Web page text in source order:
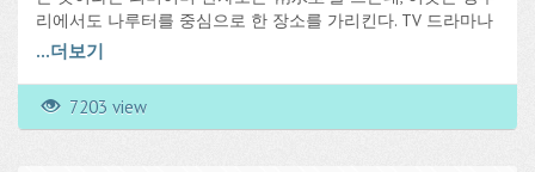
리에서도 나루터를 중심으로 한 장소를 가리킨다. TV 드라마나
영화를 통해 널리 알려진 곳이며 결혼기념 사진 촬영장소로 인
기가 높다.
예전에는 이곳의 나루터가 남한강 최상류의 물길이 있는 강원
...더보기
7203 view